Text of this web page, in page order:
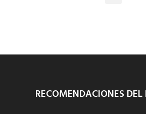
RECOMENDACIONES DEL